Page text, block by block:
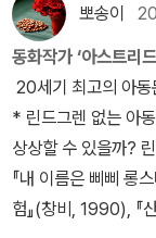
세계 낭기열라의 행
는 모험, 그 과정의
그래도 이 책을 손
쪽)은 좋은 작품이
야 할 것 같다. 그 중
시 나왔다.(오른쪽)
판이랑 똑같다. 난
만 각종 현란한 볼
7. 미스틱 리버8. 9.
인데, 2013년 수상작
차를 보니까 1926-
목에 대한 소개를 빌
살다'라는 제목은 니
y Live By Night,
린다(They Drive
해 아흔다섯 살이 된
을 일곱 권 가지고 있
조금씩 읽는다. 머릿
닌다. 린드그렌 선생
는 스웨덴에 가서 린
다.먼저 린드그렌 선
부드럽다. 나는 선생
나오는 [직업의 세계
법으로 희망을 주는
세계에서 잘 알려지
리의 아이들에게 멋
에서 나오는 [생생
른 책들도 눈여겨볼
싶다.'김용택 선생님
참 좋아하는 선생님
뽀송이
동화작가 ‘아스트리
20세기 최고의 아동
* 린드그렌 없는 아
상상할 수 있을까?
『내 이름은 삐삐 롱
험』(창비, 1990), 『